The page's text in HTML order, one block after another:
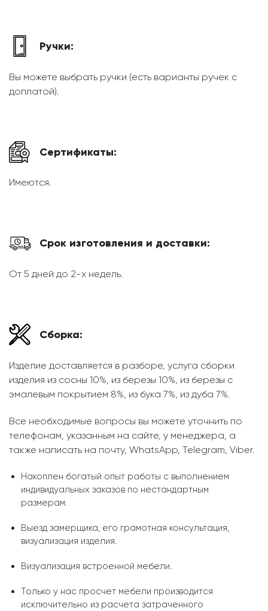
Ручки:
Вы можете выбрать ручки (есть варианты ручек с
доплатой).
Сертификаты:
Имеются.
Срок изготовления и доставки:
От 5 дней до 2-х недель.
Сборка:
Изделие доставляется в разборе, услуга сборки
изделия из сосны 10%, из березы 10%, из березы с
эмалевым покрытием 8%, из бука 7%, из дуба 7%.
Все необходимые вопросы вы можете уточнить по
телефонам, указанным на сайте, у менеджера, а
также написать на почту, WhatsApp, Telegram, Viber.
Накоплен богатый опыт работы с выполнением
индивидуальных заказов по нестандартным
размерам.
Выезд замерщика, его грамотная консультация,
визуализация изделия.
Визуализация встроенной мебели.
Только у нас просчет мебели производится
исключительно из расчета затраченного